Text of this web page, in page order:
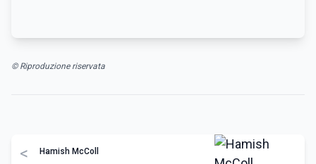
© Riproduzione riservata
< Hamish McColl